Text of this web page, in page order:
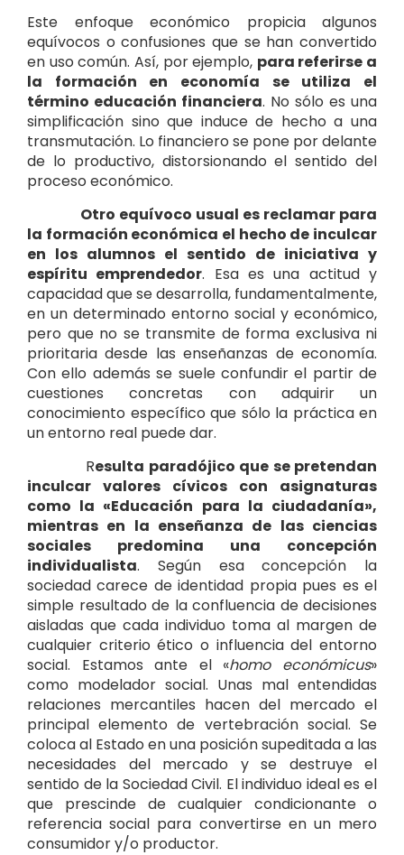
Este enfoque económico propicia algunos
equívocos o confusiones que se han convertido
en uso común. Así, por ejemplo, para referirse a
la formación en economía se utiliza el
término educación financiera. No sólo es una
simplificación sino que induce de hecho a una
transmutación. Lo financiero se pone por delante
de lo productivo, distorsionando el sentido del
proceso económico.
Otro equívoco usual es reclamar para
la formación económica el hecho de inculcar
en los alumnos el sentido de iniciativa y
espíritu emprendedor. Esa es una actitud y
capacidad que se desarrolla, fundamentalmente,
en un determinado entorno social y económico,
pero que no se transmite de forma exclusiva ni
prioritaria desde las enseñanzas de economía.
Con ello además se suele confundir el partir de
cuestiones concretas con adquirir un
conocimiento específico que sólo la práctica en
un entorno real puede dar.
Resulta paradójico que se pretendan
inculcar valores cívicos con asignaturas
como la «Educación para la ciudadanía»,
mientras en la enseñanza de las ciencias
sociales predomina una concepción
individualista. Según esa concepción la
sociedad carece de identidad propia pues es el
simple resultado de la confluencia de decisiones
aisladas que cada individuo toma al margen de
cualquier criterio ético o influencia del entorno
social. Estamos ante el «homo económicus»
como modelador social. Unas mal entendidas
relaciones mercantiles hacen del mercado el
principal elemento de vertebración social. Se
coloca al Estado en una posición supeditada a las
necesidades del mercado y se destruye el
sentido de la Sociedad Civil. El individuo ideal es el
que prescinde de cualquier condicionante o
referencia social para convertirse en un mero
consumidor y/o productor.